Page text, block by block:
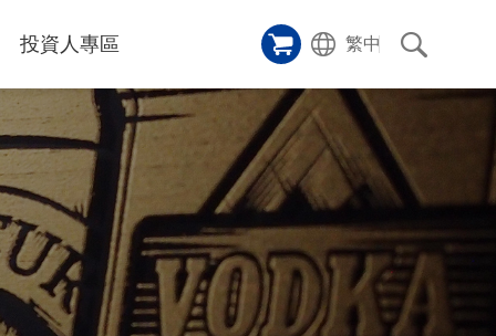
雷射切割機
品櫥窗
用影片
功案例
活動
投資人專區
區
繁中